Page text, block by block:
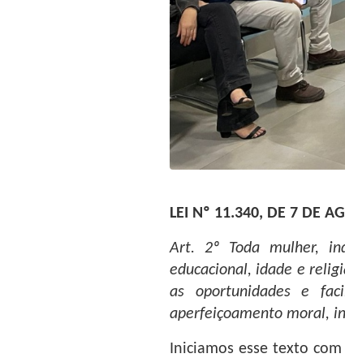
LEI Nº 11.340, DE 7 DE
Art. 2º Toda mulher,
educacional, idade e
as oportunidades e
aperfeiçoamento moral,
Iniciamos esse texto